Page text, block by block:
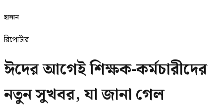
হাসান
রিপোর্টার
ঈদের আগেই শিক্ষক-কর্মচারীদের
নতুন সুখবর, যা জানা গেল